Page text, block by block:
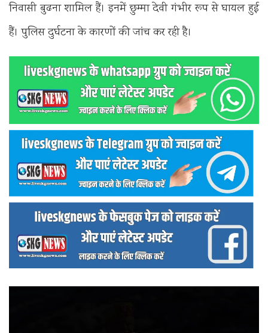
निवासी बुढना शामिल हैं। इनमें छुम्मा देवी गंभीर रूप से घायल हुई
हैं। पुलिस दुर्घटना के कारणों की जांच कर रही है।